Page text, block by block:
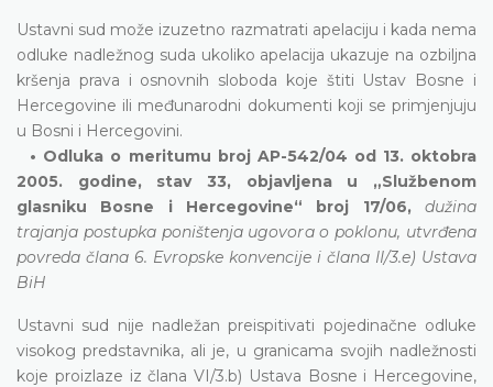
Ustavni sud može izuzetno razmatrati apelaciju i kada nema
odluke nadležnog suda ukoliko apelacija ukazuje na ozbiljna
kršenja prava i osnovnih sloboda koje štiti Ustav Bosne i
Hercegovine ili međunarodni dokumenti koji se primjenjuju
u Bosni i Hercegovini.
• Odluka o meritumu broj AP-542/04 od 13. oktobra
2005. godine, stav 33, objavljena u „Službenom
glasniku Bosne i Hercegovine“ broj 17/06, dužina
trajanja postupka poništenja ugovora o poklonu, utvrđena
povreda člana 6. Evropske konvencije i člana II/3.e) Ustava
BiH
Ustavni sud nije nadležan preispitivati pojedinačne odluke
visokog predstavnika, ali je, u granicama svojih nadležnosti
koje proizlaze iz člana VI/3.b) Ustava Bosne i Hercegovine,